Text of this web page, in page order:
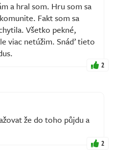
a hral som. Hru som sa
Fakt som sa
Všetko pekné,
viac netúžim. Snáď tieto
2
že do toho půjdu a
2